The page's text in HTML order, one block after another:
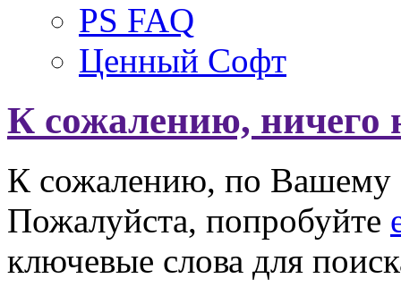
PS FAQ
Ценный Софт
К сожалению, ничего
К сожалению, по Вашему
Пожалуйста, попробуйте
ключевые слова для